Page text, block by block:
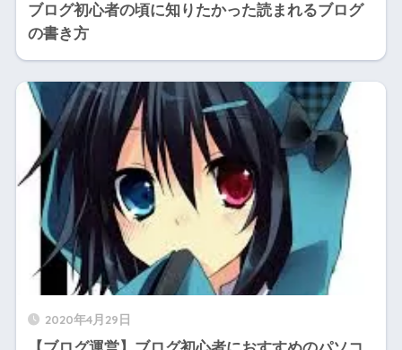
ブログ初心者の頃に知りたかった読まれるブログ
の書き方
2020年4月29日